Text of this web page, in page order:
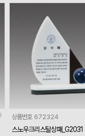
상품번호 672324
스노우크리스탈상패_G2031